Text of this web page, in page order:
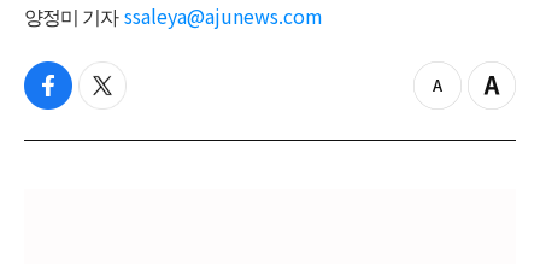
양정미 기자 ssaleya@ajunews.com
f
c
t
i
z
o
Z
o